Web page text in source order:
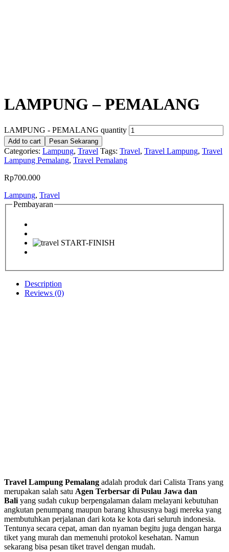
LAMPUNG – PEMALANG
LAMPUNG - PEMALANG quantity
Add to cart Pesan Sekarang
Categories: Lampung, Travel Tags: Travel, Travel Lampung, Travel
Lampung Pemalang, Travel Pemalang
Rp700.000
Lampung, Travel
Pembayaran
Description
Reviews (0)
Travel Lampung Pemalang adalah produk dari Calista Trans yang
merupakan salah satu Agen Terbersar di Pulau Jawa dan
Baliyang sudah cukup berpengalaman dalam melayani kebutuhan
angkutan penumpang maupun barang khususnya bagi mereka yang
membutuhkan perjalanan dari kota ke kota dari seluruh indonesia.
Tentunya secara cepat, aman dan nyaman begitu juga dengan harga
tiket yang murah dan memenuhi protokol kesehatan. Namun
sekarang bisa pesan tiket travel dengan mudah.